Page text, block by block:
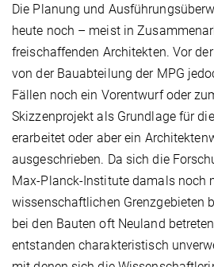
Die Planung und
heute noch – meist in
freischaffenden Architekten. Vor
von der Bauabteilung der MPG
Fällen noch ein Vorentwurf oder
Skizzenprojekt als Grundlage für
erarbeitet oder aber ein
ausgeschrieben. Da sich die
Max-Planck-Institute damals noch
wissenschaftlichen Grenzgebieten
bei den Bauten oft Neuland
entstanden charakteristisch